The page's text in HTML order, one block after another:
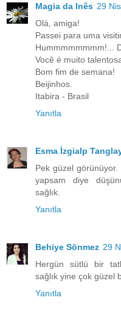
Magia da Inês 29
Olá, amiga!
Passei para uma
Hummmmmmmm!...
Você é muito
Bom fim de semana!
Beijinhos.
Itabira - Brasil
Yanıtla
Esma İzgialp
Pek güzel
yapsam diye
sağlık.
Yanıtla
Behiye Sönmez 29
Hergün sütlü bir
sağlık yine çok güzel
Yanıtla